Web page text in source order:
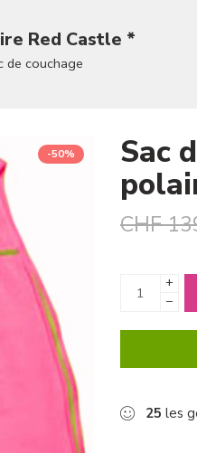
Red Castle *
de couchage
-50% Sac
CHF
+
−
25 les